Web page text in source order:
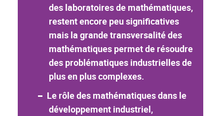
des laboratoires de mathématiques,
restent encore peu significatives
mais la grande transversalité des
mathématiques permet de résoudre
des problématiques industrielles de
plus en plus complexes.
Le rôle des mathématiques dans le
développement industriel,